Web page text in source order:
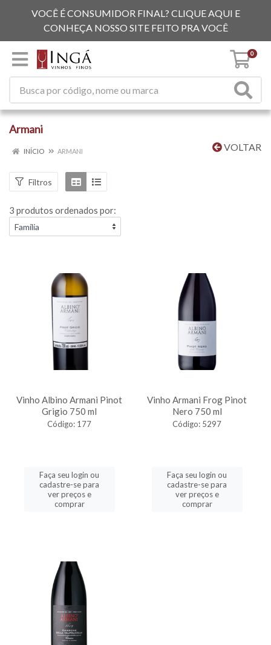
VOCÊ É CONSUMIDOR FINAL? CLIQUE AQUI E
CONHEÇA NOSSO SITE FEITO PRA VOCÊ
0
Armani
VOLTAR
INÍCIO ARMANI
Filtros
3 produtos ordenados por:
Vinho Albino Armani Pinot
Grigio 750 ml
Código: 177
Faça seu login ou
cadastre-se para
ver preços e
comprar
Vinho Armani Frog Pinot
Nero 750 ml
Código: 5297
Faça seu login ou
cadastre-se para
ver preços e
comprar